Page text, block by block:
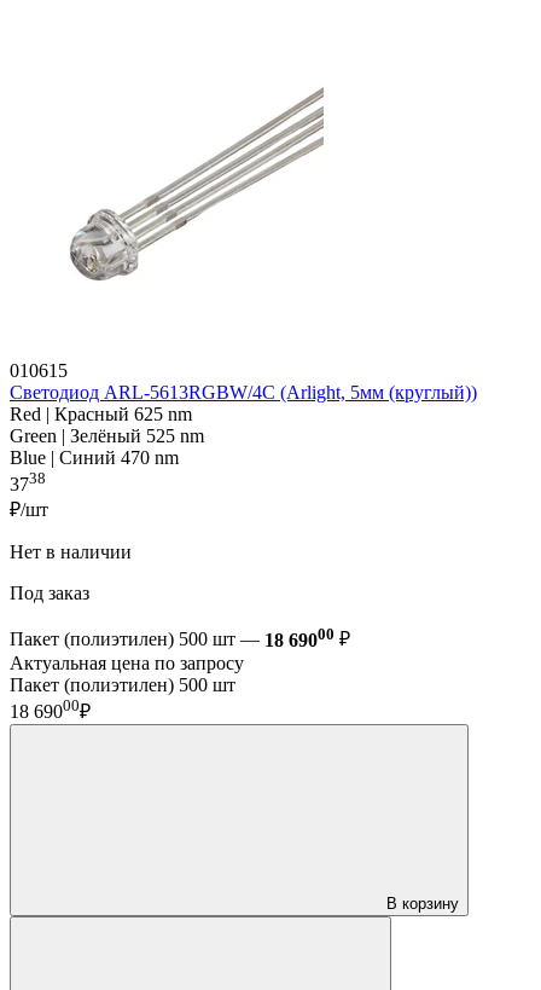
010615
Светодиод ARL-5613RGBW/4C (Arlight, 5мм (круглый))
Red | Красный 625 nm
Green | Зелёный 525 nm
Blue | Синий 470 nm
3738
₽/шт
Нет в наличии
Под заказ
Пакет (полиэтилен) 500 шт — 18 69000 ₽
Актуальная цена по запросу
Пакет (полиэтилен) 500 шт
18 69000₽
В корзину